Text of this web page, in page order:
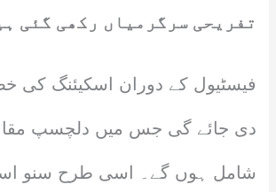
تفریحی سرگرمیاں رکھی گئی
فیسٹیول کے دوران اسکیئنگ کی
دی جائے گی جس میں دلچسپ
شامل ہوں گے۔ اسی طرح سنو